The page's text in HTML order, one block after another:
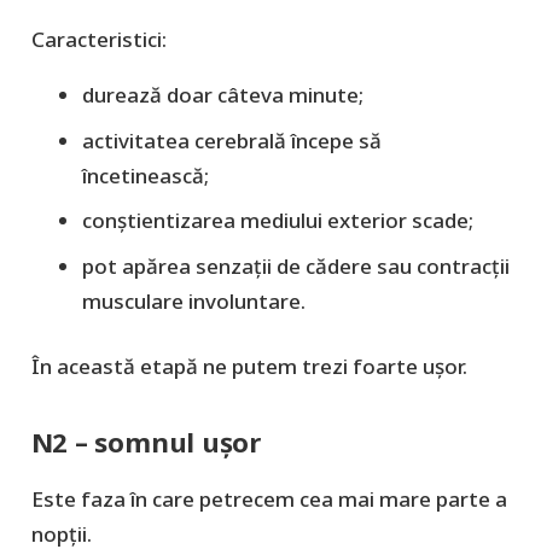
Caracteristici:
durează doar câteva minute;
activitatea cerebrală începe să
încetinească;
conștientizarea mediului exterior scade;
pot apărea senzații de cădere sau contracții
musculare involuntare.
În această etapă ne putem trezi foarte ușor.
N2 – somnul ușor
Este faza în care petrecem cea mai mare parte a
nopții.